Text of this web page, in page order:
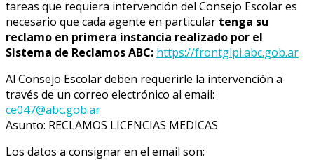
tareas que requiera intervención del Consejo Escolar es
necesario que cada agente en particular tenga su
reclamo en primera instancia realizado por el
Sistema de Reclamos ABC: https://frontglpi.abc.gob.ar
Al Consejo Escolar deben requerirle la intervención a
través de un correo electrónico al email:
ce047@abc.gob.ar
Asunto: RECLAMOS LICENCIAS MEDICAS
Los datos a consignar en el email son: